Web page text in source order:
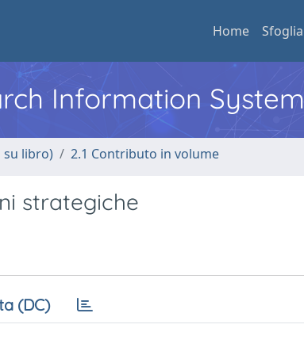
Home Sfoglia
Information System
su libro) 2.1 Contributo in volume
strategiche
(DC)